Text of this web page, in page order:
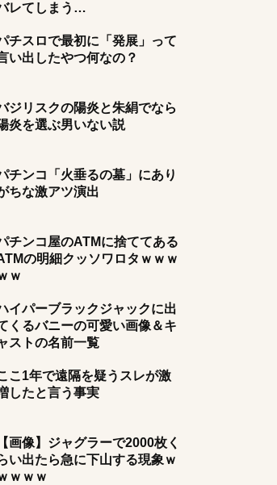
レてしまう…
チスロで最初に「発展」って
い出したやつ何なの？
ジリスクの陽炎と朱絹でなら
炎を選ぶ男いない説
チンコ「火垂るの墓」にあり
ちな激アツ演出
チンコ屋のATMに捨ててある
の明細クッソワロタｗｗｗ
ｗ
イパーブラックジャックに出
くるバニーの可愛い画像＆キ
ストの名前一覧
こ1年で遠隔を疑うスレが激
したと言う事実
【画像】ジャグラーで2000枚く
い出たら急に下山する現象ｗ
ｗｗｗ